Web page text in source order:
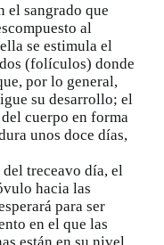
el sangrado que
al
se estimula el
(folículos) donde
por lo general,
su desarrollo; el
cuerpo en forma
unos doce días,
treceavo día, el
hacia las
para ser
en el que las
están en su nivel